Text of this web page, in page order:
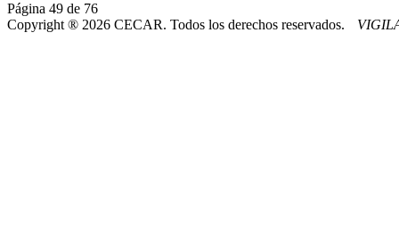
Página 49 de 76
Copyright ® 2026 CECAR. Todos los derechos reservados.